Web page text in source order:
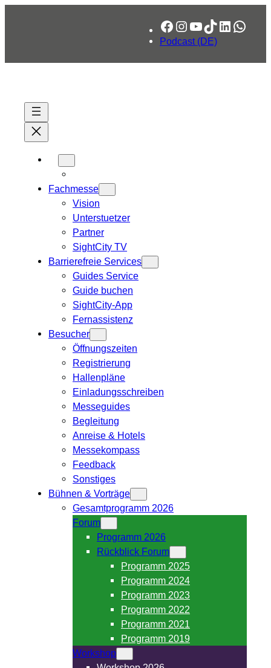
Facebook
Instagram
YouTube
TikTok
LinkedIn
Podcast (DE)
Fachmesse
Vision
Unterstuetzer
Partner
SightCity TV
Barrierefreie Services
Guides Service
Guide buchen
SightCity-App
Fernassistenz
Besucher
Öffnungszeiten
Registrierung
Hallenpläne
Einladungsschreiben
Messeguides
Begleitung
Anreise & Hotels
Messekompass
Feedback
Sonstiges
Bühnen & Vorträge
Gesamtprogramm 2026
Forum
Programm 2026
Rückblick Forum
Programm 2025
Programm 2024
Programm 2023
Programm 2022
Programm 2021
Programm 2019
Workshop